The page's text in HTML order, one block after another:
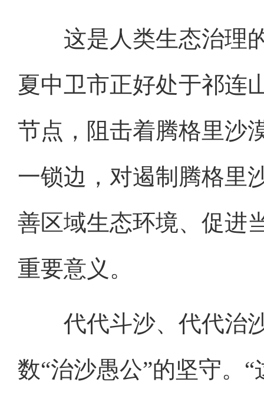
这是人类生态治理的
夏中卫市正好处于祁连
节点，阻击着腾格里沙
一锁边，对遏制腾格里
善区域生态环境、促进
重要意义。
代代斗沙、代代治沙
数“治沙愚公”的坚守。